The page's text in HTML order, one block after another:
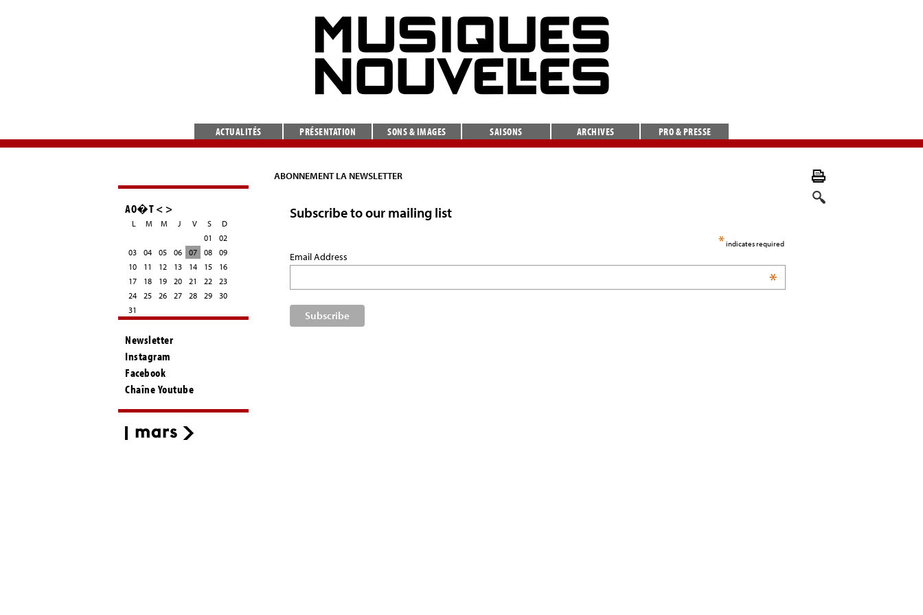
ACTUALITÉS PRÉSENTATION SONS & IMAGES SAISONS ARCHIVES PRO & PRESSE
AO�T< >
L M M J V S
D
01
02
03
04 05 06 07 08
09
10
11 12 13 14 15
16
17
18 19 20 21 22
23
24
25 26 27 28 29
30
31
Newsletter
Instagram
Facebook
Chaîne Youtube
ABONNEMENT LA NEWSLETTER
Subscribe to our mailing list
*indicates required
Email Address
*